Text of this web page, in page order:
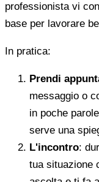
professionista vi
base per lavorare
In pratica:
Prendi
messaggio o
in poche
serve una
L'incontro:
tua situazione